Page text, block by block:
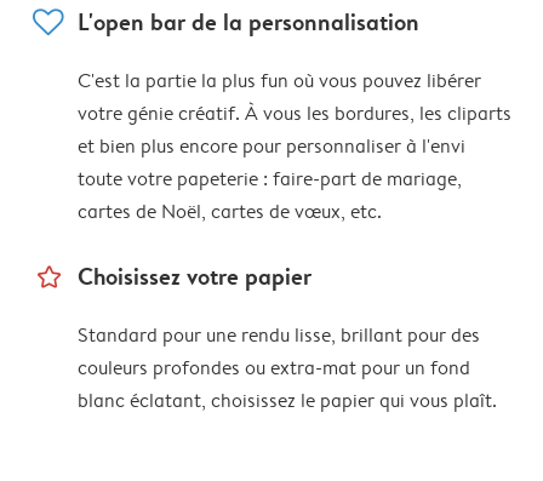
heart L'open bar de la personnalisation
C'est la partie la plus fun où vous pouvez libérer
votre génie créatif. À vous les bordures, les cliparts
et bien plus encore pour personnaliser à l'envi
toute votre papeterie : faire-part de mariage,
cartes de Noël, cartes de vœux, etc.
star_outline Choisissez votre papier
Standard pour une rendu lisse, brillant pour des
couleurs profondes ou extra-mat pour un fond
blanc éclatant, choisissez le papier qui vous plaît.